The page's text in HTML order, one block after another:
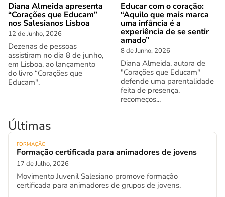
Diana Almeida apresenta
“Corações que Educam”
nos Salesianos Lisboa
12 de Junho, 2026
Dezenas de pessoas
assistiram no dia 8 de junho,
em Lisboa, ao lançamento
do livro “Corações que
Educam".
Educar com o coração:
“Aquilo que mais marca
uma infância é a
experiência de se sentir
amado”
8 de Junho, 2026
Diana Almeida, autora de
"Corações que Educam"
defende uma parentalidade
feita de presença,
recomeços...
Últimas
FORMAÇÃO
Formação certificada para animadores de jovens
17 de Julho, 2026
Movimento Juvenil Salesiano promove formação
certificada para animadores de grupos de jovens.